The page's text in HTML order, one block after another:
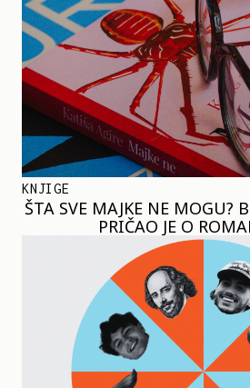
KNJIGE
ŠTA SVE MAJKE NE MOGU?
PRIČAO JE O